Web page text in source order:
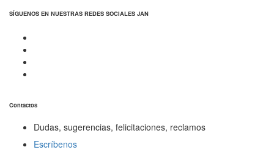
SÍGUENOS EN NUESTRAS REDES SOCIALES JAN
Contactos
Dudas, sugerencias, felicitaciones, reclamos
Escríbenos